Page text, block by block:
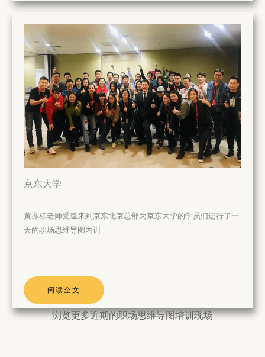
京东大学
黄亦栋老师受邀来到京东北京总部为京东大学的学员们进行了一
天的职场思维导图内训
阅读全文
浏览更多近期的职场思维导图培训现场